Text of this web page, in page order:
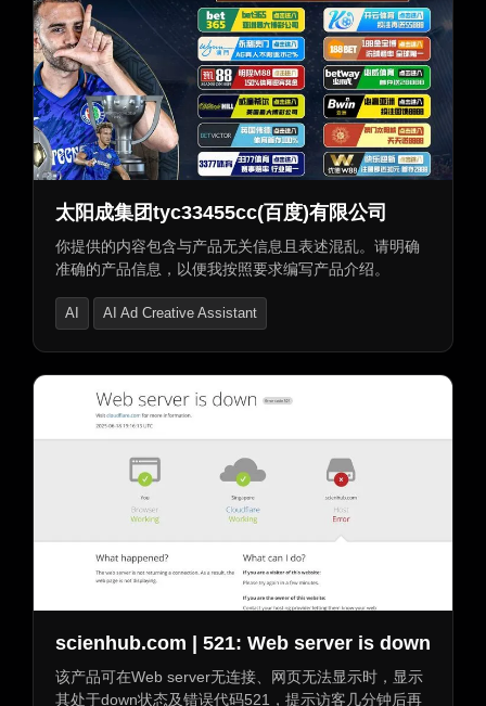
太阳成集团tyc33455cc(百度)有限公司
你提供的内容包含与产品无关信息且表述混乱。请明确
准确的产品信息，以便我按照要求编写产品介绍。
AI
AI Ad Creative Assistant
scienhub.com | 521: Web server is down
该产品可在Web server无连接、网页无法显示时，显示
其处于down状态及错误代码521，提示访客几分钟后再